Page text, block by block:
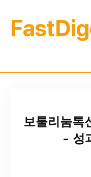
보툴리눔톡
- 성